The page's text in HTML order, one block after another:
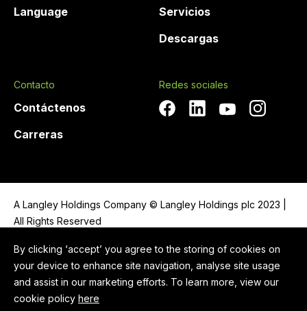
By clicking ‘accept’ you agree to the storing of cookies on
your device to enhance site navigation, analyse site usage
and assist in our marketing efforts. To learn more, view our
cookie policy here
Language
Servicios
Descargas
Contacto
Contáctenos
Carreras
Redes sociales
A Langley Holdings Company © Langley Holdings plc 2023 |
All Rights Reserved
Política de privacidad
Legal Notice
Cookie Policy